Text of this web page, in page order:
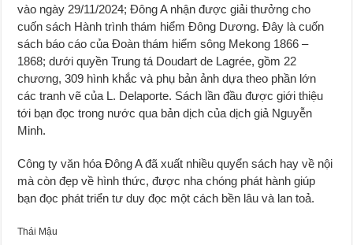
vào ngày 29/11/2024; Đông A nhận được giải thưởng cho
cuốn sách Hành trình thám hiểm Đông Dương. Đây là cuốn
sách báo cáo của Đoàn thám hiểm sông Mekong 1866 –
1868; dưới quyền Trung tá Doudart de Lagrée, gồm 22
chương, 309 hình khắc và phụ bản ảnh dựa theo phần lớn
các tranh vẽ của L. Delaporte. Sách lần đầu được giới thiệu
tới bạn đọc trong nước qua bản dịch của dịch giả Nguyễn
Minh.
Công ty văn hóa Đông A đã xuất nhiều quyển sách hay về nội
mà còn đẹp về hình thức, được nha chóng phát hành giúp
bạn đọc phát triển tư duy đọc một cách bền lâu và lan toả.
Thái Mậu